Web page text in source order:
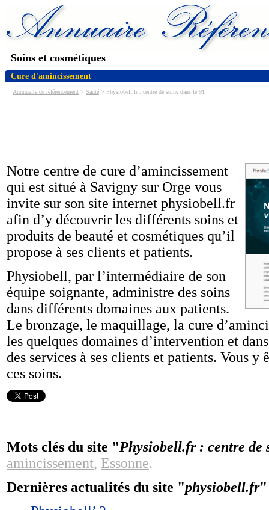
Soins et cosmétiques
Cure d'amincissement
Annnuaire de référencement > Santé > Physiobell.fr : centre de soins dans le 91
Notre centre de cure d’amincissement
qui est situé à Savigny sur Orge vous
invite sur son site internet physiobell.fr
afin d’y découvrir les différents soins et
produits de beauté et cosmétiques qu’il
propose à ses clients et patients.
Physiobell, par l’intermédiaire de son
équipe soignante, administre des soins
dans différents domaines aux patients.
Le bronzage, le maquillage, la cure
les quelques domaines d’intervention et
des services à ses clients et patients. Vous
ces soins.
Mots clés du site "Physiobell.fr : centre de
amincissement, Essonne.
Dernières actualités du site "physiobell.fr"